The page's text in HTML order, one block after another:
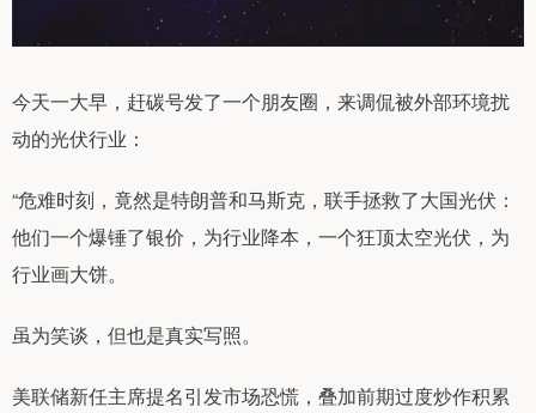
今天一大早，赶碳号发了一个朋友圈，来调侃被外部环境扰
动的光伏行业：
“危难时刻，竟然是特朗普和马斯克，联手拯救了大国光伏：
他们一个爆锤了银价，为行业降本，一个狂顶太空光伏，为
行业画大饼。
虽为笑谈，但也是真实写照。
美联储新任主席提名引发市场恐慌，叠加前期过度炒作积累